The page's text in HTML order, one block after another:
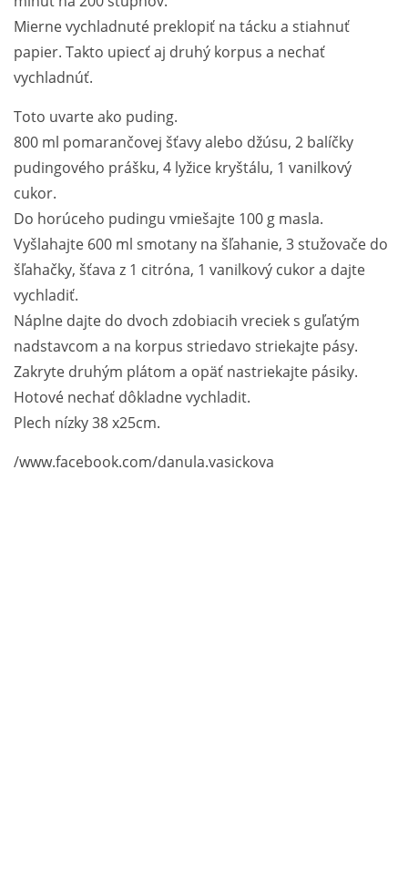
Mierne vychladnuté preklopiť na tácku a stiahnuť
papier. Takto upiecť aj druhý korpus a nechať
vychladnúť.
Toto uvarte ako puding.
800 ml pomarančovej šťavy alebo džúsu, 2 balíčky
pudingového prášku, 4 lyžice kryštálu, 1 vanilkový
cukor.
Do horúceho pudingu vmiešajte 100 g masla.
Vyšlahajte 600 ml smotany na šľahanie, 3 stužovače do
šľahačky, šťava z 1 citróna, 1 vanilkový cukor a dajte
vychladiť.
Náplne dajte do dvoch zdobiacih vreciek s guľatým
nadstavcom a na korpus striedavo striekajte pásy.
Zakryte druhým plátom a opäť nastriekajte pásiky.
Hotové nechať dôkladne vychladit.
Plech nízky 38 x25cm.
/www.facebook.com/danula.vasickova